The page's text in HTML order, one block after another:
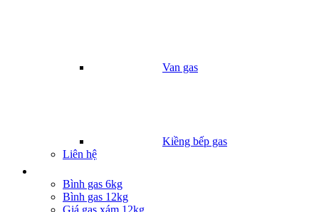
Van gas
Kiềng bếp gas
Liên hệ
Bình gas 6kg
Bình gas 12kg
Giá gas xám 12kg